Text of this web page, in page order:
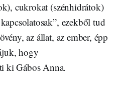
cukrokat (szénhidrátok)
ezekből tud
az állat, az ember, épp
hogy
ki Gábos Anna.